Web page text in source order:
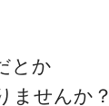
とか
ませんか？